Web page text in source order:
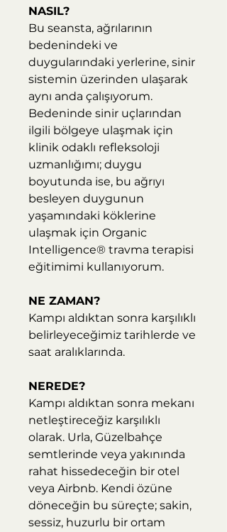
NASIL?
Bu seansta, ağrılarının
bedenindeki ve
duygularındaki yerlerine, sinir
sistemin üzerinden ulaşarak
aynı anda çalışıyorum.
Bedeninde sinir uçlarından
ilgili bölgeye ulaşmak için
klinik odaklı refleksoloji
uzmanlığımı; duygu
boyutunda ise, bu ağrıyı
besleyen duygunun
yaşamındaki köklerine
ulaşmak için Organic
Intelligence® travma terapisi
eğitimimi kullanıyorum.
​NE ZAMAN?
Kampı aldıktan sonra karşılıklı
belirleyeceğimiz tarihlerde ve
saat aralıklarında.
NEREDE?​
Kampı aldıktan sonra mekanı
netleştireceğiz karşılıklı
olarak. Urla, Güzelbahçe
semtlerinde veya yakınında
rahat hissedeceğin bir otel
veya Airbnb. Kendi özüne
döneceğin bu süreçte; sakin,
sessiz, huzurlu bir ortam